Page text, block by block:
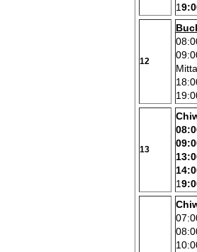
1
12
13
1